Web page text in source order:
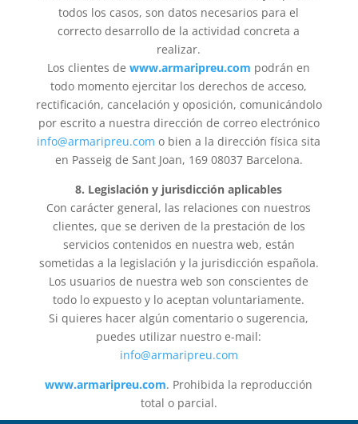
todos los casos, son datos necesarios para el
correcto desarrollo de la actividad concreta a
realizar.
Los clientes dewww.armaripreu.com podrán en
todo momento ejercitar los derechos de acceso,
rectificación, cancelación y oposición, comunicándolo
por escrito a nuestra dirección de correo electrónico
info@armaripreu.com o bien a la dirección física sita
en Passeig de Sant Joan, 169 08037 Barcelona.
8. Legislación y jurisdicción aplicables
Con carácter general, las relaciones con nuestros
clientes, que se deriven de la prestación de los
servicios contenidos en nuestra web, están
sometidas a la legislación y la jurisdicción española.
Los usuarios de nuestra web son conscientes de
todo lo expuesto y lo aceptan voluntariamente.
Si quieres hacer algún comentario o sugerencia,
puedes utilizar nuestro e-mail:
info@armaripreu.com
www.armaripreu.com. Prohibida la reproducción
total o parcial.